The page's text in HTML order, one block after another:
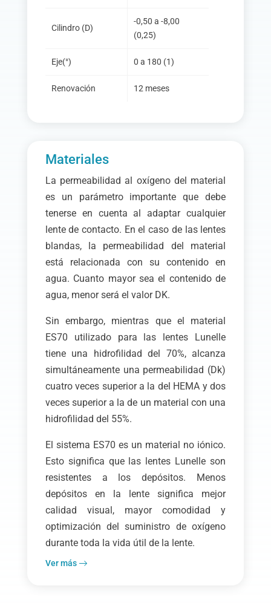
Cilindro (D)
-0,50 a -8,00
(0,25)
Eje(°) 0 a 180 (1)
Renovación 12 meses
Materiales
La permeabilidad al oxígeno del material
es un parámetro importante que debe
tenerse en cuenta al adaptar cualquier
lente de contacto. En el caso de las lentes
blandas, la permeabilidad del material
está relacionada con su contenido en
agua. Cuanto mayor sea el contenido de
agua, menor será el valor DK.
Sin embargo, mientras que el material
ES70 utilizado para las lentes Lunelle
tiene una hidrofilidad del 70%, alcanza
simultáneamente una permeabilidad (Dk)
cuatro veces superior a la del HEMA y dos
veces superior a la de un material con una
hidrofilidad del 55%.
El sistema ES70 es un material no iónico.
Esto significa que las lentes Lunelle son
resistentes a los depósitos. Menos
depósitos en la lente significa mejor
calidad visual, mayor comodidad y
optimización del suministro de oxígeno
durante toda la vida útil de la lente.
Ver más